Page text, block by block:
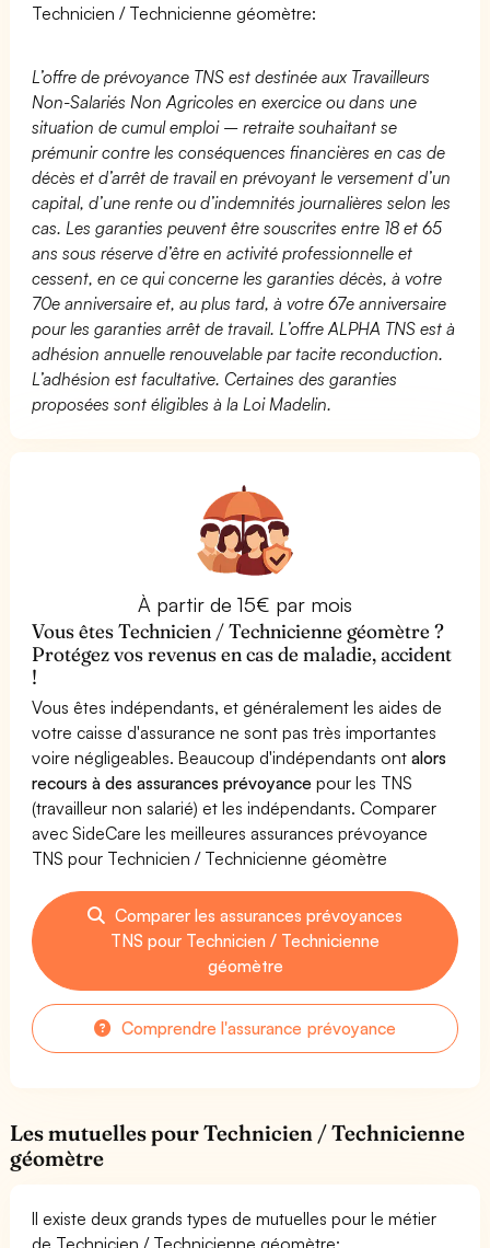
Technicien / Technicienne géomètre:
L’offre de prévoyance TNS est destinée aux Travailleurs
Non-Salariés Non Agricoles en exercice ou dans une
situation de cumul emploi – retraite souhaitant se
prémunir contre les conséquences financières en cas de
décès et d’arrêt de travail en prévoyant le versement d’un
capital, d’une rente ou d’indemnités journalières selon les
cas. Les garanties peuvent être souscrites entre 18 et 65
ans sous réserve d’être en activité professionnelle et
cessent, en ce qui concerne les garanties décès, à votre
70e anniversaire et, au plus tard, à votre 67e anniversaire
pour les garanties arrêt de travail. L’offre ALPHA TNS est à
adhésion annuelle renouvelable par tacite reconduction.
L’adhésion est facultative. Certaines des garanties
proposées sont éligibles à la Loi Madelin.
À partir de 15€ par mois
Vous êtes Technicien / Technicienne géomètre ?
Protégez vos revenus en cas de maladie, accident
!
Vous êtes indépendants, et généralement les aides de
votre caisse d'assurance ne sont pas très importantes
voire négligeables. Beaucoup d'indépendants ontalors
recours à des assurances prévoyance pour les TNS
(travailleur non salarié) et les indépendants. Comparer
avec SideCare les meilleures assurances prévoyance
TNS pour Technicien / Technicienne géomètre
Comparer les assurances prévoyances
TNS pour Technicien / Technicienne
géomètre
Comprendre l'assurance prévoyance
Les mutuelles pour Technicien / Technicienne
géomètre
Il existe deux grands types de mutuelles pour le métier
de Technicien / Technicienne géomètre: